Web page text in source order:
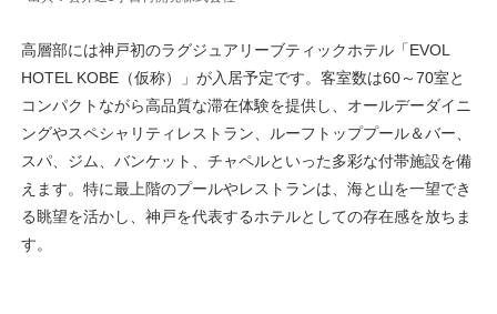
高層部には神戸初のラグジュアリーブティックホテル「EVOL
HOTEL KOBE（仮称）」が入居予定です。客室数は60～70室と
コンパクトながら高品質な滞在体験を提供し、オールデーダイニ
ングやスペシャリティレストラン、ルーフトッププール＆バー、
スパ、ジム、バンケット、チャペルといった多彩な付帯施設を備
えます。特に最上階のプールやレストランは、海と山を一望でき
る眺望を活かし、神戸を代表するホテルとしての存在感を放ちま
す。